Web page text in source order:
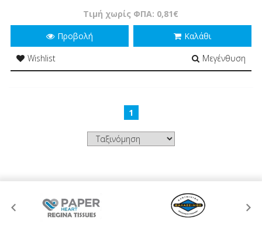
Τιμή χωρίς ΦΠΑ: 0,81€
Προβολή
Καλάθι
Wishlist
Μεγένθυση
1